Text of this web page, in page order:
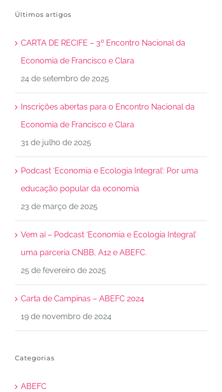
Últimos artigos
CARTA DE RECIFE – 3º Encontro Nacional da
Economia de Francisco e Clara
24 de setembro de 2025
Inscrições abertas para o Encontro Nacional da
Economia de Francisco e Clara
31 de julho de 2025
Podcast ‘Economia e Ecologia Integral’: Por uma
educação popular da economia
23 de março de 2025
Vem aí – Podcast ‘Economia e Ecologia Integral’
uma parceria CNBB, A12 e ABEFC.
25 de fevereiro de 2025
Carta de Campinas – ABEFC 2024
19 de novembro de 2024
Categorias
ABEFC